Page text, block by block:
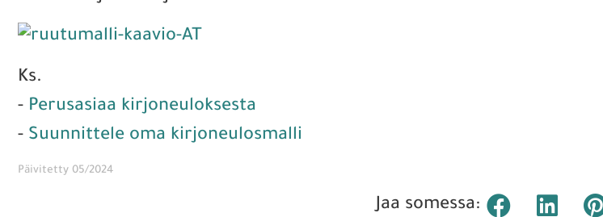
Ks.
- Perusasiaa kirjoneuloksesta
- Suunnittele oma kirjoneulosmalli
Päivitetty 05/2024
Jaa somessa: